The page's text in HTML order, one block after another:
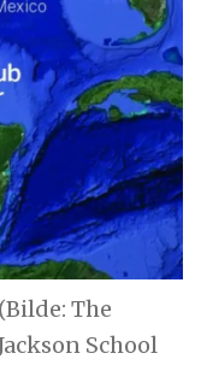
(Bilde: The
School